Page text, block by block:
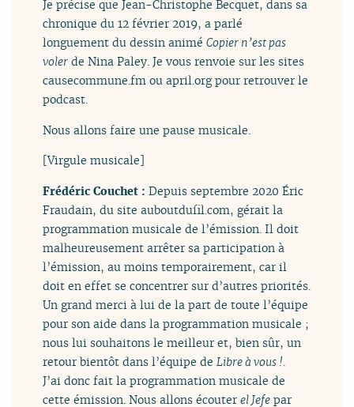
Je précise que Jean-Christophe Becquet, dans sa
chronique du 12 février 2019, a parlé
longuement du dessin animéCopier n’est pas
voler de Nina Paley. Je vous renvoie sur les sites
causecommune.fm ou april.org pour retrouver le
podcast.
Nous allons faire une pause musicale.
[Virgule musicale]
Frédéric Couchet :Depuis septembre 2020 Éric
Fraudain, du site auboutdufil.com, gérait la
programmation musicale de l’émission. Il doit
malheureusement arrêter sa participation à
l’émission, au moins temporairement, car il
doit en effet se concentrer sur d’autres priorités.
Un grand merci à lui de la part de toute l’équipe
pour son aide dans la programmation musicale ;
nous lui souhaitons le meilleur et, bien sûr, un
retour bientôt dans l’équipe de Libre à vous !
J’ai donc fait la programmation musicale de
cette émission. Nous allons écouterel Jefe par